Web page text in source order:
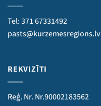
Tel: 371 67331492
pasts@kurzemesregions.lv
REKVIZĪTI
Reģ. Nr. Nr.90002183562